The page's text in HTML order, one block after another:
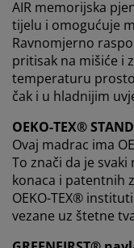
AIR memorijska
tijelu i omogućuje
Ravnomjerno
pritisak na mišiće i
temperaturu
čak i u hladnijim
OEKO-TEX®
Ovaj madrac ima
To znači da je
konaca i patentnih
OEKO-TEX®
vezane uz štetne